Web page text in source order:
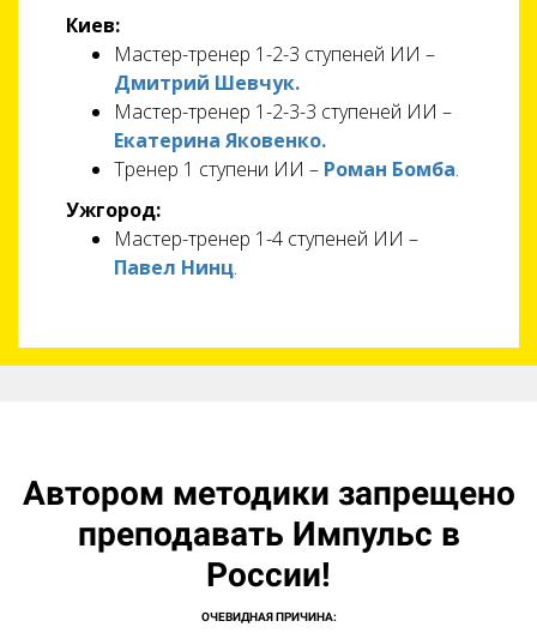
Киев:
Мастер-тренер 1-2-3 ступеней ИИ –
Дмитрий Шевчук.
Мастер-тренер 1-2-3-3 ступеней ИИ –
Екатерина Яковенко.
Тренер 1 ступени ИИ – Роман Бомба.
Ужгород:
Мастер-тренер 1-4 ступеней ИИ –
Павел Нинц.
Автором методики запрещено
преподавать Импульс в
России!
ОЧЕВИДНАЯ ПРИЧИНА: